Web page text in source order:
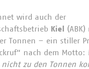
wird auch der
Kiel
Tonnen – ein stiller
nach dem Motto:
nicht zu den Tonnen